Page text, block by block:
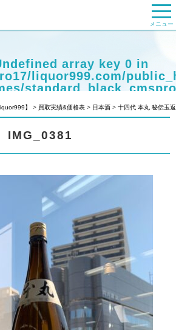
メニュー
array key 0 in
liquor999.com/
on null in
on line9
】 > 買取実績&価格表 > 日本酒 > 十四代 本丸 秘伝玉
IMG_0381